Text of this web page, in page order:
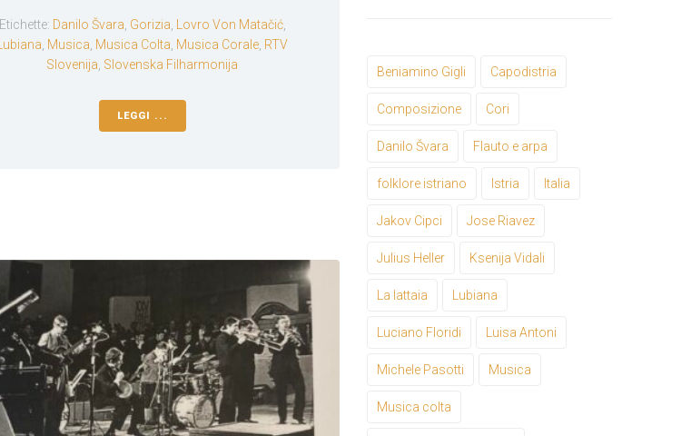
Etichette: Danilo Švara Gorizia Lovro Von Matačić,
Lubiana Musica Musica Colta Musica Corale RTV
Slovenija Slovenska Filharmonija
LEGGI ...
Beniamino Gigli Capodistria
Composizione Cori
Danilo Švara Flauto e arpa
folklore istriano Istria Italia
Jakov Cipci Jose Riavez
Julius Heller Ksenija Vidali
La lattaia Lubiana
Luciano Floridi Luisa Antoni
Michele Pasotti Musica
Musica colta